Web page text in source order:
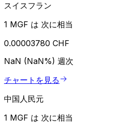
スイスフラン
1 MGF は 次に相当
0.00003780 CHF
NaN (NaN%) 週次
チャートを見る
中国人民元
1 MGF は 次に相当